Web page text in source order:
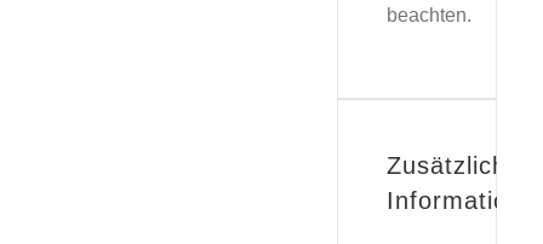
beachten.
Zusätzliche